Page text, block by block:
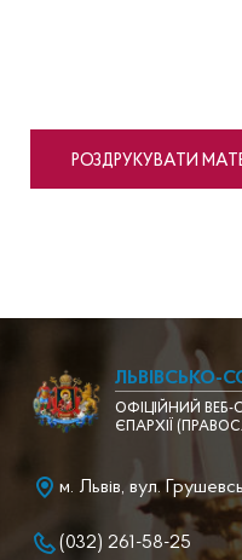
PОЗДРУКУВАТИ
ЛЬВІВСЬКО-
ОФІЦІЙНИЙ ВЕБ-
ЄПАРХІЇ
м. Львів, вул.
(032) 261-58-25